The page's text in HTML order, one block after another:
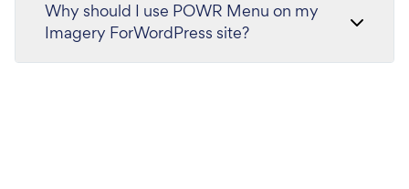
Why should I use POWR Menu on my
Imagery ForWordPress site?